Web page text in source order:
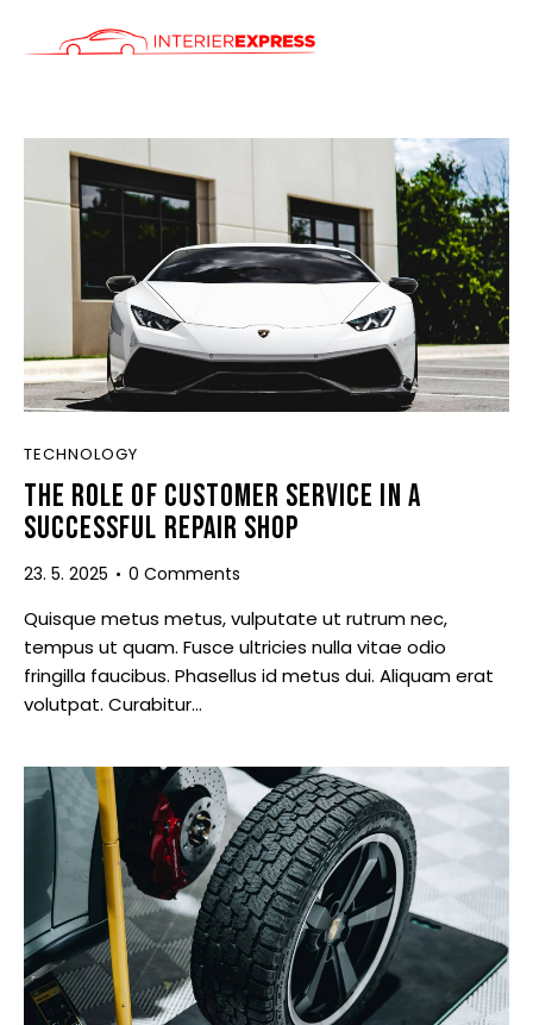
SLUŽBY
CENÍK
KONTAKT
TECHNOLOGY
THE ROLE OF CUSTOMER SERVICE IN A
SUCCESSFUL REPAIR SHOP
23. 5. 2025 0 Comments
Quisque metus metus, vulputate ut rutrum nec,
tempus ut quam. Fusce ultricies nulla vitae odio
fringilla faucibus. Phasellus id metus dui. Aliquam erat
volutpat. Curabitur…